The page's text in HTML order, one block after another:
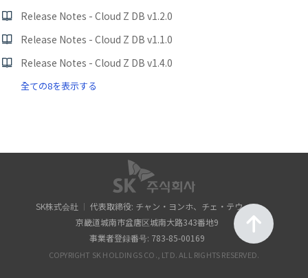
Release Notes - Cloud Z DB v1.2.0
Release Notes - Cloud Z DB v1.1.0
Release Notes - Cloud Z DB v1.4.0
全ての8を表示する
SK株式会社
代表取締役: チャン・ヨンホ、チェ・テウォン
京畿道城南市盆唐区城南大路343番地9
事業者登録番号: 783-85-00169
COPYRIGHT SK HOLDINGS CO., LTD. ALL RIGHTS RESERVED.